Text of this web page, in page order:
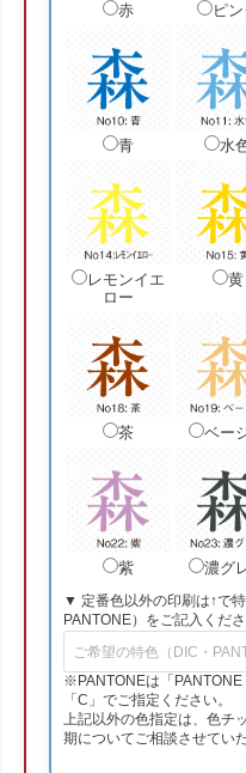
赤 ピン
青 水
レモンイエ
ロー
黄
茶 ベー
紫 濃グ
▼ 定番色以外の印刷は↑で
PANTONE）をご記入くだ
※PANTONEは「
「C」でご指定ください。
上記以外の色指定は、色チ
期についてご相談させてい